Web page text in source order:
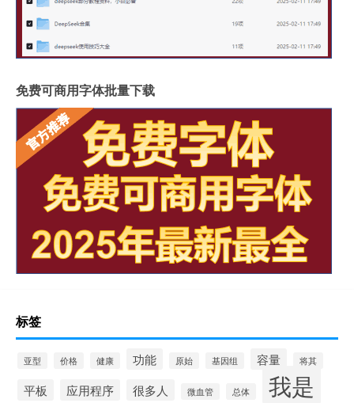
免费可商用字体批量下载
标签
亚型 价格 健康 功能 原始 基因组 容量 将其
平板 应用程序 很多人 微血管 总体 我是